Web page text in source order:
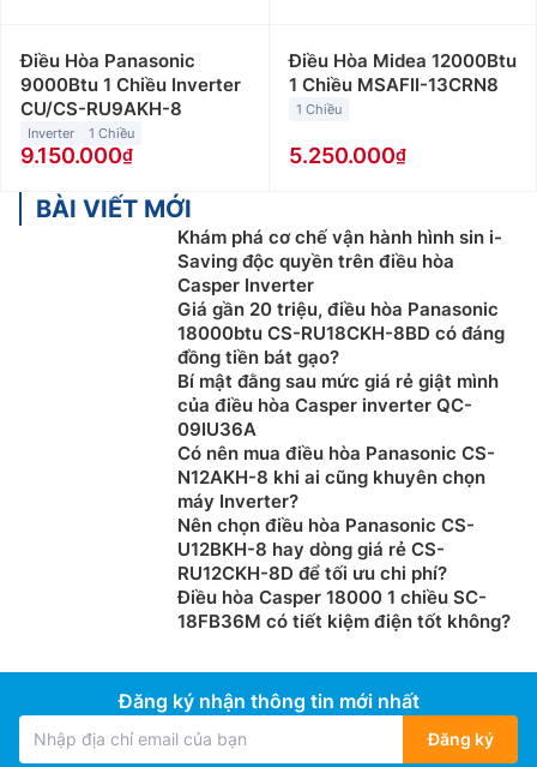
Điều Hòa Panasonic
9000Btu 1 Chiều Inverter
CU/CS-RU9AKH-8
Inverter 1 Chiều
9.150.000
Điều Hòa Midea 12000Btu
1 Chiều MSAFII-13CRN8
1 Chiều
5.250.000
BÀI VIẾT MỚI
Khám phá cơ chế vận hành hình sin i-
Saving độc quyền trên điều hòa
Casper Inverter
Giá gần 20 triệu, điều hòa Panasonic
18000btu CS-RU18CKH-8BD có đáng
đồng tiền bát gạo?
Bí mật đằng sau mức giá rẻ giật mình
của điều hòa Casper inverter QC-
09IU36A
Có nên mua điều hòa Panasonic CS-
N12AKH-8 khi ai cũng khuyên chọn
máy Inverter?
Nên chọn điều hòa Panasonic CS-
U12BKH-8 hay dòng giá rẻ CS-
RU12CKH-8D để tối ưu chi phí?
Điều hòa Casper 18000 1 chiều SC-
18FB36M có tiết kiệm điện tốt không?
Đăng ký nhận thông tin mới nhất
Đăng ký